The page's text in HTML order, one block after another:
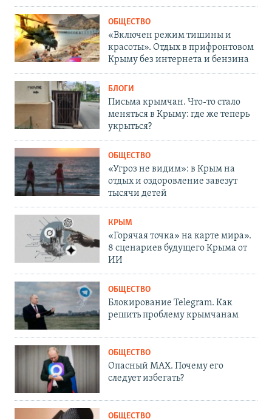
ОБЩЕСТВО
«Включен режим тишины и
красоты». Отдых в прифронтовом
Крыму без интернета и бензина
БЛОГИ
Письма крымчан. Что-то стало
меняться в Крыму: где же теперь
укрыться?
ОБЩЕСТВО
«Угроз не видим»: в Крым на
отдых и оздоровление завезут
тысячи детей
КРЫМ
«Горячая точка» на карте мира».
8 сценариев будущего Крыма от
ИИ
ОБЩЕСТВО
Блокирование Telegram. Как
решить проблему крымчанам
ОБЩЕСТВО
Опасный MAX. Почему его
следует избегать?
ОБЩЕСТВО